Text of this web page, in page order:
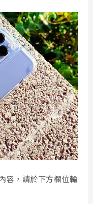
容，請於下方欄位輸